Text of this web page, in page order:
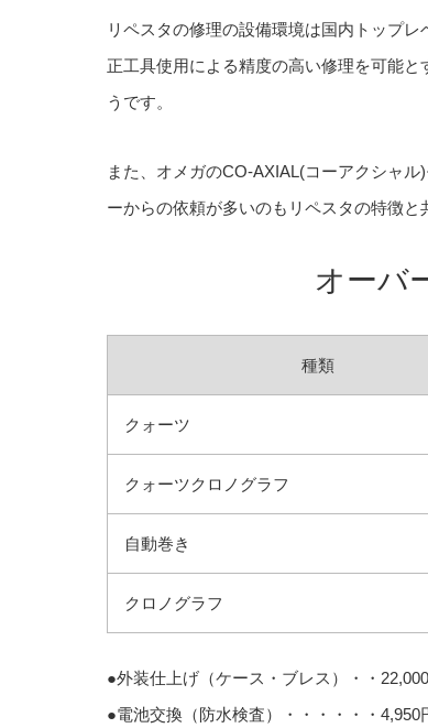
リペスタの修理の設備環境は国内トップ
正工具使用による精度の高い修理を可能
うです。
また、オメガのCO-AXIAL(コーアクシャ
ーからの依頼が多いのもリペスタの特徴と
オーバ
種類
クォーツ
クォーツクロノグラフ
自動巻き
クロノグラフ
●外装仕上げ（ケース・ブレス）・・
●電池交換（防水検査）・・・・・・4,950